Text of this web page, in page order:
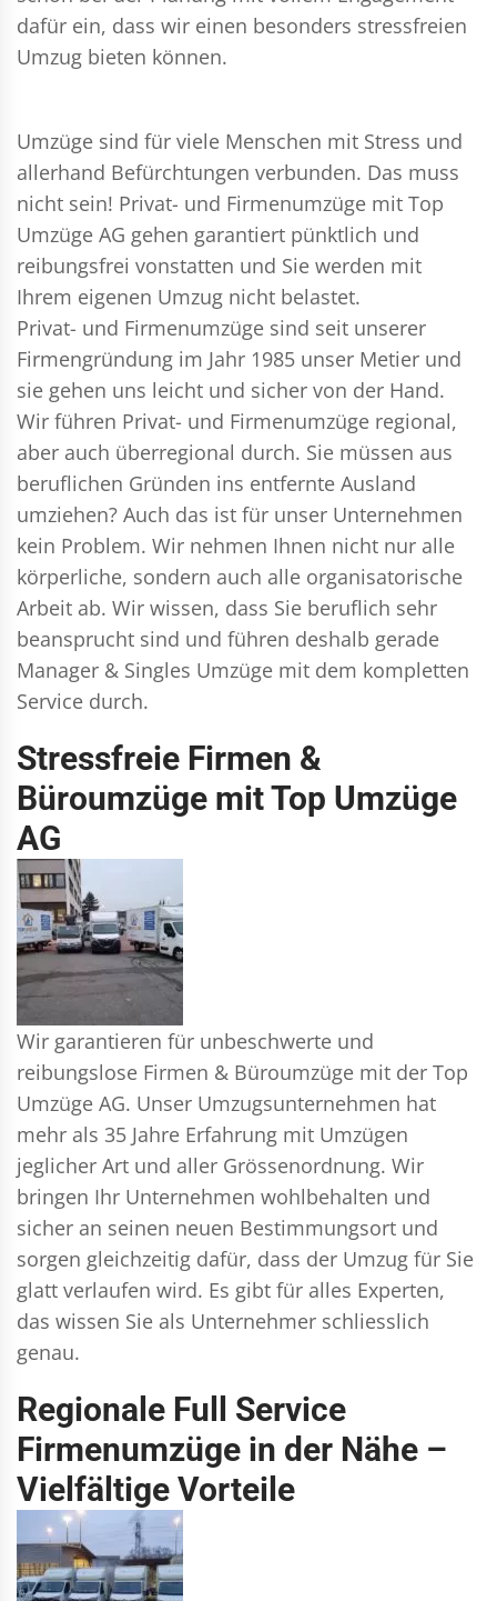
dafür ein, dass wir einen besonders stressfreien
Umzug bieten können.
Umzüge sind für viele Menschen mit Stress und
allerhand Befürchtungen verbunden. Das muss
nicht sein! Privat- und Firmenumzüge mit Top
Umzüge AG gehen garantiert pünktlich und
reibungsfrei vonstatten und Sie werden mit
Ihrem eigenen Umzug nicht belastet.
Privat- und Firmenumzüge sind seit unserer
Firmengründung im Jahr 1985 unser Metier und
sie gehen uns leicht und sicher von der Hand.
Wir führen Privat- und Firmenumzüge regional,
aber auch überregional durch. Sie müssen aus
beruflichen Gründen ins entfernte Ausland
umziehen? Auch das ist für unser Unternehmen
kein Problem. Wir nehmen Ihnen nicht nur alle
körperliche, sondern auch alle organisatorische
Arbeit ab. Wir wissen, dass Sie beruflich sehr
beansprucht sind und führen deshalb gerade
Manager & Singles Umzüge mit dem kompletten
Service durch.
Stressfreie Firmen &
Büroumzüge mit Top Umzüge
AG
Wir garantieren für unbeschwerte und
reibungslose Firmen & Büroumzüge mit der Top
Umzüge AG. Unser Umzugsunternehmen hat
mehr als 35 Jahre Erfahrung mit Umzügen
jeglicher Art und aller Grössenordnung. Wir
bringen Ihr Unternehmen wohlbehalten und
sicher an seinen neuen Bestimmungsort und
sorgen gleichzeitig dafür, dass der Umzug für Sie
glatt verlaufen wird. Es gibt für alles Experten,
das wissen Sie als Unternehmer schliesslich
genau.
Regionale Full Service
Firmenumzüge in der Nähe –
Vielfältige Vorteile